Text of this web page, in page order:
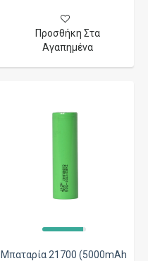
Προσθήκη Στα
Αγαπημένα
Μπαταρία 21700 (5000mAh